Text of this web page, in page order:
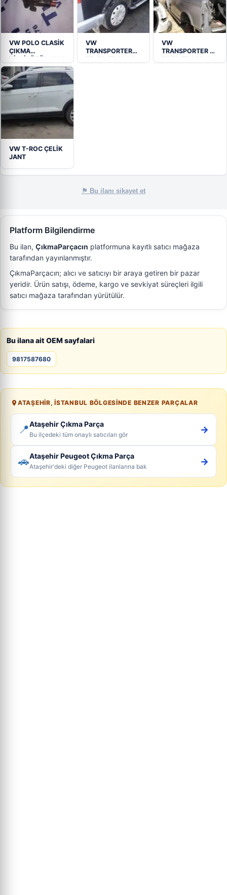
VW POLO CLASİK
ÇIKMA
DİSPİRÖTÖR ALM
MOTOR
VW
TRANSPORTER
T5-T6-T7 2004-
VW
TRANSPORTER T4
T5 T6 T7 ÇIKMA…
VW T-ROC ÇELİK
JANT
⚑ Bu ilanı şikayet et
Platform Bilgilendirme
Bu ilan, ÇıkmaParçacın platformuna kayıtlı satıcı mağaza
tarafından yayınlanmıştır.
ÇıkmaParçacın; alıcı ve satıcıyı bir araya getiren bir pazar
yeridir. Ürün satışı, ödeme, kargo ve sevkiyat süreçleri ilgili
satıcı mağaza tarafından yürütülür.
Bu ilana ait OEM sayfalari
9817587680
ATAŞEHIR, İSTANBUL BÖLGESINDE BENZER PARÇALAR
📍Ataşehir Çıkma Parça
Bu ilçedeki tüm onaylı satıcıları gör →
🚗Ataşehir Peugeot Çıkma Parça
Ataşehir'deki diğer Peugeot ilanlarına bak →